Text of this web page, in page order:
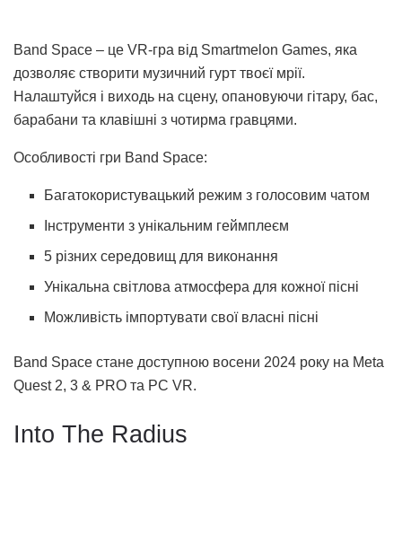
Band Space – це VR-гра від Smartmelon Games, яка
дозволяє створити музичний гурт твоєї мрії.
Налаштуйся і виходь на сцену, опановуючи гітару, бас,
барабани та клавішні з чотирма гравцями.
Особливості гри Band Space:
Багатокористувацький режим з голосовим чатом
Інструменти з унікальним геймплеєм
5 різних середовищ для виконання
Унікальна світлова атмосфера для кожної пісні
Можливість імпортувати свої власні пісні
Band Space стане доступною восени 2024 року на Meta
Quest 2, 3 & PRO та PC VR.
Into The Radius